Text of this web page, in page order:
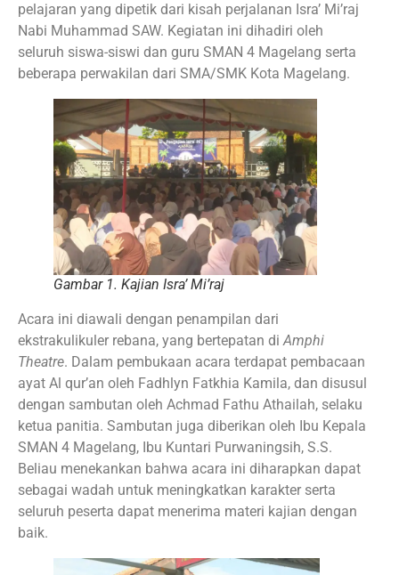
pelajaran yang dipetik dari kisah perjalanan Isra’ Mi’raj
Nabi Muhammad SAW. Kegiatan ini dihadiri oleh
seluruh siswa-siswi dan guru SMAN 4 Magelang serta
beberapa perwakilan dari SMA/SMK Kota Magelang.
Gambar 1. Kajian Isra’ Mi’raj
Acara ini diawali dengan penampilan dari
ekstrakulikuler rebana, yang bertepatan diAmphi
Theatre. Dalam pembukaan acara terdapat pembacaan
ayat Al qur’an oleh Fadhlyn Fatkhia Kamila, dan disusul
dengan sambutan oleh Achmad Fathu Athailah, selaku
ketua panitia. Sambutan juga diberikan oleh Ibu Kepala
SMAN 4 Magelang, Ibu Kuntari Purwaningsih, S.S.
Beliau menekankan bahwa acara ini diharapkan dapat
sebagai wadah untuk meningkatkan karakter serta
seluruh peserta dapat menerima materi kajian dengan
baik.